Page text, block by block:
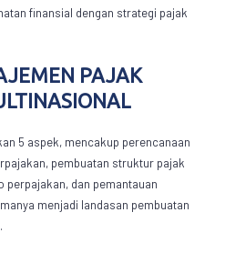
finansial dengan strategi pajak
PAJAK
5 aspek, mencakup perencanaan
pembuatan struktur pajak
dan pemantauan
menjadi landasan pembuatan